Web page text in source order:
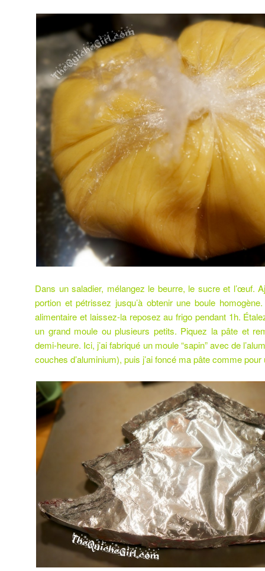
Dans un saladier, mélangez le beurre, le sucre et l’œuf.
portion et pétrissez jusqu’à obtenir une boule
alimentaire et laissez-la reposez au frigo pendant 1h.
un grand moule ou plusieurs petits. Piquez la pâte et
demi-heure. Ici, j’ai fabriqué un moule “sapin” avec de
couches d’aluminium), puis j’ai foncé ma pâte comme